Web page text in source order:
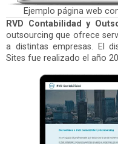
Ejemplo página web
RVD Contabilidad y
outsourcing que ofrece
a distintas empresas. El
Sites fue realizado el año